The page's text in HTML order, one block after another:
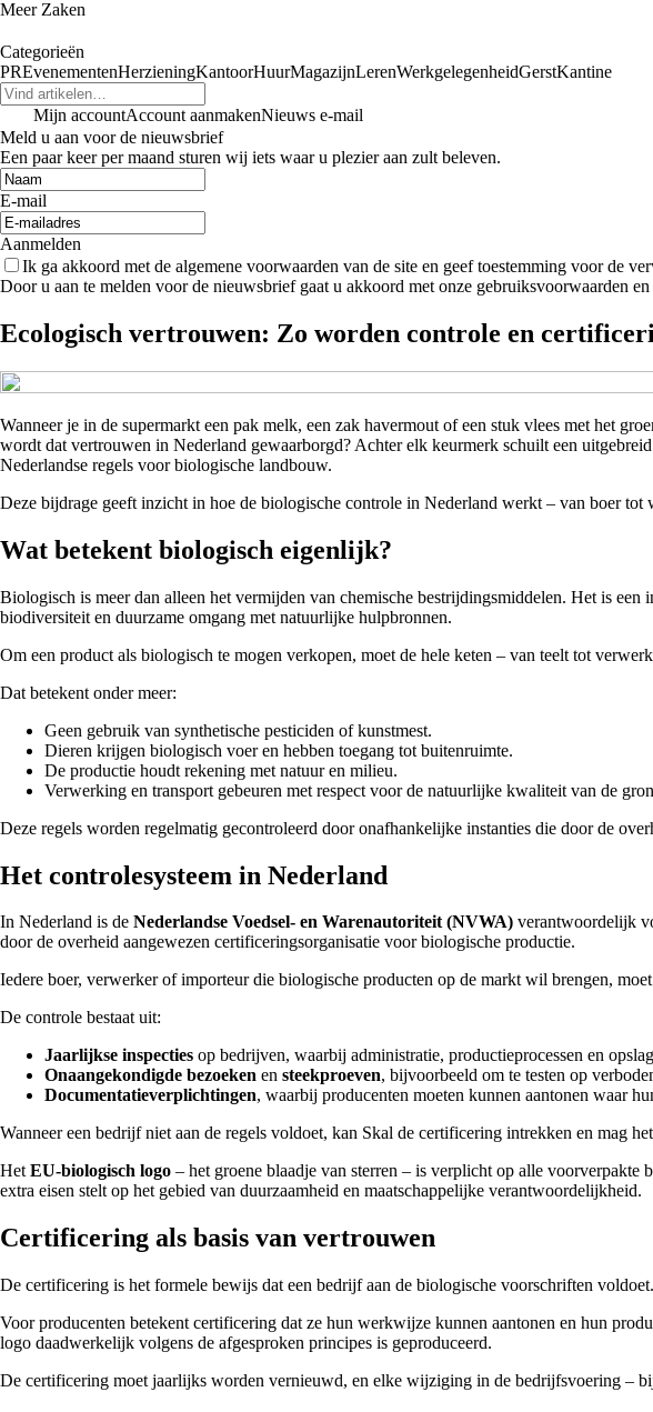
Meer Zaken
Categorieën
PREvenementenHerzieningKantoorHuurMagazijnLerenWerkgelegenheidGerstKantine
Mijn accountAccount aanmakenNieuws e-mail
Meld u aan voor de nieuwsbrief
Een paar keer per maand sturen wij iets waar u plezier aan zult beleven.
E-mail
Aanmelden
Ik ga akkoord met de algemene voorwaarden van de site en geef toestemming voor de
Door u aan te melden voor de nieuwsbrief gaat u akkoord met onze gebruiksvoorwaarden
Ecologisch vertrouwen: Zo worden controle en
Wanneer je in de supermarkt een pak melk, een zak havermout of een stuk vlees met het
wordt dat vertrouwen in Nederland gewaarborgd? Achter elk keurmerk schuilt een
Nederlandse regels voor biologische landbouw.
Deze bijdrage geeft inzicht in hoe de biologische controle in Nederland werkt – van boer
Wat betekent biologisch eigenlijk?
Biologisch is meer dan alleen het vermijden van chemische bestrijdingsmiddelen. Het is
biodiversiteit en duurzame omgang met natuurlijke hulpbronnen.
Om een product als biologisch te mogen verkopen, moet de hele keten – van teelt tot
Dat betekent onder meer:
Geen gebruik van synthetische pesticiden of kunstmest.
Dieren krijgen biologisch voer en hebben toegang tot buitenruimte.
De productie houdt rekening met natuur en milieu.
Verwerking en transport gebeuren met respect voor de natuurlijke kwaliteit van de
Deze regels worden regelmatig gecontroleerd door onafhankelijke instanties die door de
Het controlesysteem in Nederland
In Nederland is de Nederlandse Voedsel- en Warenautoriteit (NVWA) verantwoordelijk
door de overheid aangewezen certificeringsorganisatie voor biologische productie.
Iedere boer, verwerker of importeur die biologische producten op de markt wil brengen,
De controle bestaat uit:
Jaarlijkse inspecties op bedrijven, waarbij administratie, productieprocessen en
Onaangekondigde bezoeken en steekproeven, bijvoorbeeld om te testen op
Documentatieverplichtingen, waarbij producenten moeten kunnen aantonen waar
Wanneer een bedrijf niet aan de regels voldoet, kan Skal de certificering intrekken en mag
HetEU-biologisch logo – het groene blaadje van sterren – is verplicht op alle
extra eisen stelt op het gebied van duurzaamheid en maatschappelijke verantwoordelijkheid.
Certificering als basis van vertrouwen
De certificering is het formele bewijs dat een bedrijf aan de biologische voorschriften
Voor producenten betekent certificering dat ze hun werkwijze kunnen aantonen en hun
logo daadwerkelijk volgens de afgesproken principes is geproduceerd.
De certificering moet jaarlijks worden vernieuwd, en elke wijziging in de bedrijfsvoering –